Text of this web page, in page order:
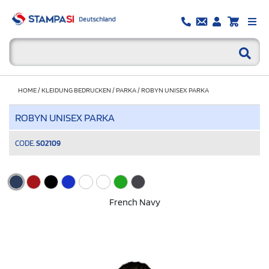
HOME/KLEIDUNG BEDRUCKEN /PARKA/ROBYN UNISEX PARKA
ROBYN UNISEX PARKA
CODE. S02109
French Navy